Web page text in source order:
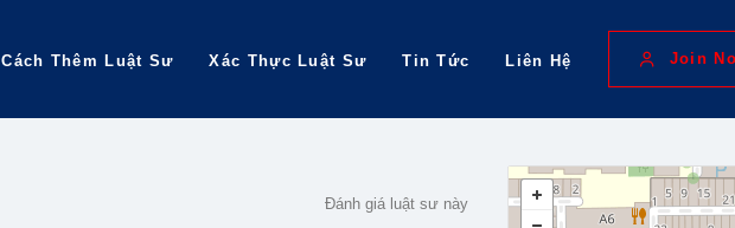
Cách Thêm Luật Sư Xác Thực Luật Sư Tin Tức Liên Hệ Join
Đánh giá luật sư này